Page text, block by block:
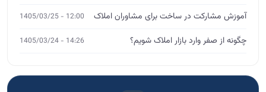
آموزش مشارکت در ساخت برای مشاوران املاک 12:00 - 1405/03/25
چگونه از صفر وارد بازار املاک شویم؟ 14:26 - 1405/03/24